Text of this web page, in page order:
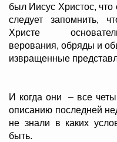
был Иисус Христос,
следует запомнить,
Христе
верования, обряды и
извращенные
И когда они – все
описанию последней
не знали в каких
быть.